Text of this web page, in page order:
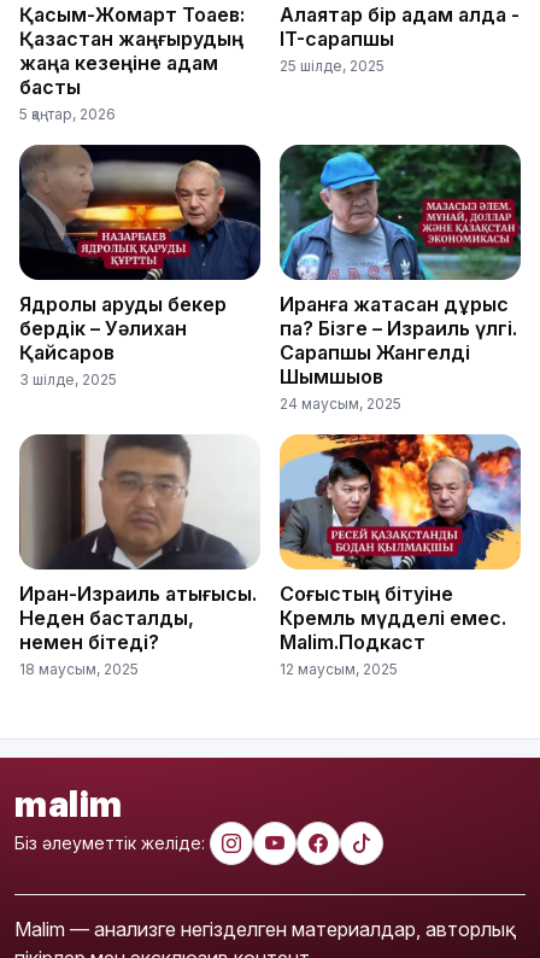
Қасым-Жомарт Тоқаев:
Қазақстан жаңғырудың
жаңа кезеңіне қадам
басты
5 қаңтар, 2026
Алаяқтар бір қадам алда -
IT-сарапшы
25 шілде, 2025
Ядролық қаруды бекер
бердік – Уәлихан
Қайсаров
3 шілде, 2025
Иранға жақтасқан дұрыс
па? Бізге – Израиль үлгі.
Сарапшы Жангелді
Шымшықов
24 маусым, 2025
Иран-Израиль қақтығысы.
Неден басталды,
немен бітеді?
18 маусым, 2025
Соғыстың бітуіне
Кремль мүдделі емес.
Malim.Подкаст
12 маусым, 2025
malim
Біз әлеуметтік желіде:
Malim — анализге негізделген материалдар, авторлық